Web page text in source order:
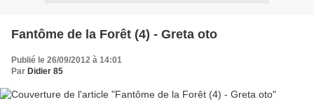
Fantôme de la Forêt (4) - Greta oto
Publié le 26/09/2012 à 14:01
Par Didier 85